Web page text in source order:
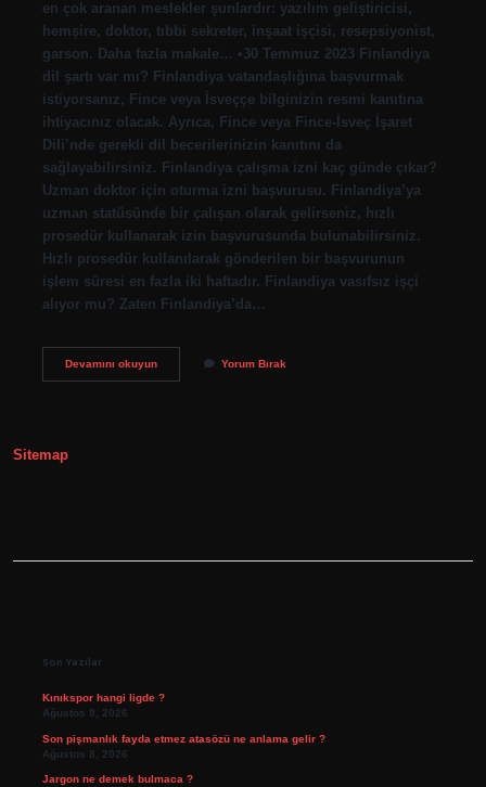
en çok aranan meslekler şunlardır: yazılım geliştiricisi,
hemşire, doktor, tıbbi sekreter, inşaat işçisi, resepsiyonist,
garson. Daha fazla makale… •30 Temmuz 2023 Finlandiya
dil şartı var mı? Finlandiya vatandaşlığına başvurmak
istiyorsanız, Fince veya İsveççe bilginizin resmi kanıtına
ihtiyacınız olacak. Ayrıca, Fince veya Fince-İsveç İşaret
Dili’nde gerekli dil becerilerinizin kanıtını da
sağlayabilirsiniz. Finlandiya çalışma izni kaç günde çıkar?
Uzman doktor için oturma izni başvurusu. Finlandiya’ya
uzman statüsünde bir çalışan olarak gelirseniz, hızlı
prosedür kullanarak izin başvurusunda bulunabilirsiniz.
Hızlı prosedür kullanılarak gönderilen bir başvurunun
işlem süresi en fazla iki haftadır. Finlandiya vasıfsız işçi
alıyor mu? Zaten Finlandiya’da…
Devamını okuyunFinlandiya
Yorum Bırak
Sitemap
Son Yazılar
Kınıkspor hangi ligde ?
Ağustos 9, 2026
Son pişmanlık fayda etmez atasözü ne anlama gelir ?
Ağustos 8, 2026
Jargon ne demek bulmaca ?